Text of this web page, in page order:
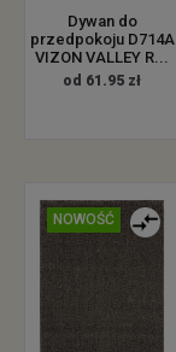
Dywan do
przedpokoju D714A
VIZON VALLEY R...
od 61.95 zł
NOWOŚĆ